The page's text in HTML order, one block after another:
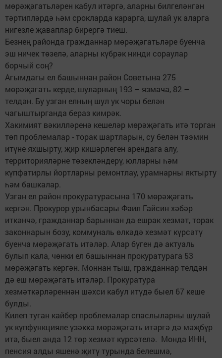
мөрәҗәгатьләрен кабул итәргә, аларны билгеләнгән
тәртипләрдә һәм срокларда карарга, шулай ук аларга
нигезле җаваплар бирергә тиеш.
Безнең районда гражданнар мөрәҗәгатьләре буенча
эш ничек төзелә, аларны күбрәк нинди сораулар
борчый соң?
Агымдагы ел башыннан район Советына 275
мөрәҗәгать керде, шуларның 193 – язмача, 82 –
телдән. Бу узган елның шул ук чоры белән
чагыштырганда бераз кимрәк.
Хакимият вәкилләренә кешеләр мөрәҗәгать итә торган
төп проблемалар - торак шартларын, су белән тәэмин
итүне яхшырту, җир кишәрлеген арендага алу,
территорияләрне төзекләндерү, юлларны һәм
күпфатирлы йортларны ремонтлау, урамнарны яктырту
һәм башкалар.
Узган ел район прокуратурасына 170 мөрәҗәгать
кергән. Прокурор урынбасары Фаил Гайсин хәбәр
иткәнчә, гражданнар барыннан да ешрак хезмәт, торак
законнарын бозу, коммуналь өлкәдә хезмәт күрсәтү
буенча мөрәҗәгать итәләр. Алар бүген дә актуаль
булып кала, чөнки ел башыннан прокуратурага 53
мөрәҗәгать кергән. Моннан тыш, гражданнар телдән
дә еш мөрәҗәгать итәләр. Прокуратура
хезмәткәрләреннән шәхси кабул итүдә быел 67 кеше
булды.
Килеп туган кайбер проблемалар спаслыларны шулай
ук күпфункцияле үзәккә мөрәҗәгать итәргә дә мәҗбүр
итә, быел анда 12 төр хезмәт күрсәтелә. Монда ИНН,
пенсия алды яшенә җитү турында белешмә,